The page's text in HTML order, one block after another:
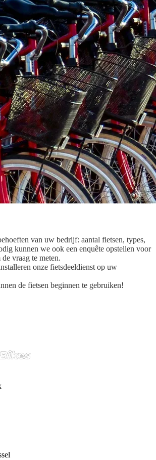
van uw bedrijf: aantal fietsen, types,
kunnen we ook een enquête opstellen voor
vraag te meten.
onze fietsdeeldienst op uw
de fietsen beginnen te gebruiken!